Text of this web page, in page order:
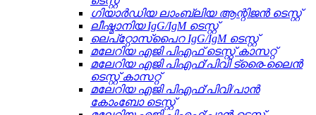
ഗിയാർഡിയ ലാംബ്ലിയ ആന്റിജൻ ടെസ്റ്റ്
ലീഷ്മാനിയ IgG/IgM ടെസ്റ്റ്
ലെപ്റ്റോസ്പൈറ IgG/IgM ടെസ്റ്റ്
മലേറിയ എജി പിഎഫ് ടെസ്റ്റ് കാസറ്റ്
മലേറിയ എജി പിഎഫ്/പിവി ട്രൈ-ലൈൻ
ടെസ്റ്റ് കാസറ്റ്
മലേറിയ എജി പിഎഫ്/പിവി/പാൻ
കോംബോ ടെസ്റ്റ്